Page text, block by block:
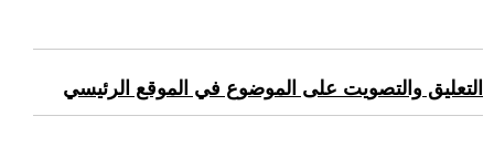
التعليق والتصويت على الموضوع في الموقع الرئيسي